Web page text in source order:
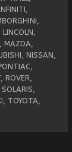
LINCOLN,
MAZDA,
NISSAN,
ROVER,
TOYOTA,